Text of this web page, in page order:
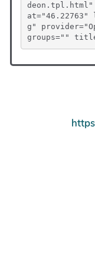
deon.tpl.html"
at="46.22763"
g"
groups=""